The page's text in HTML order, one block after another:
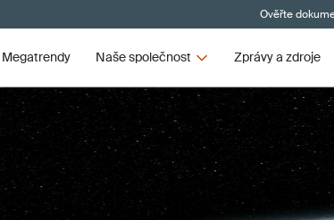
Ověřte
Megatrendy Naše společnost Zprávy a zdroje